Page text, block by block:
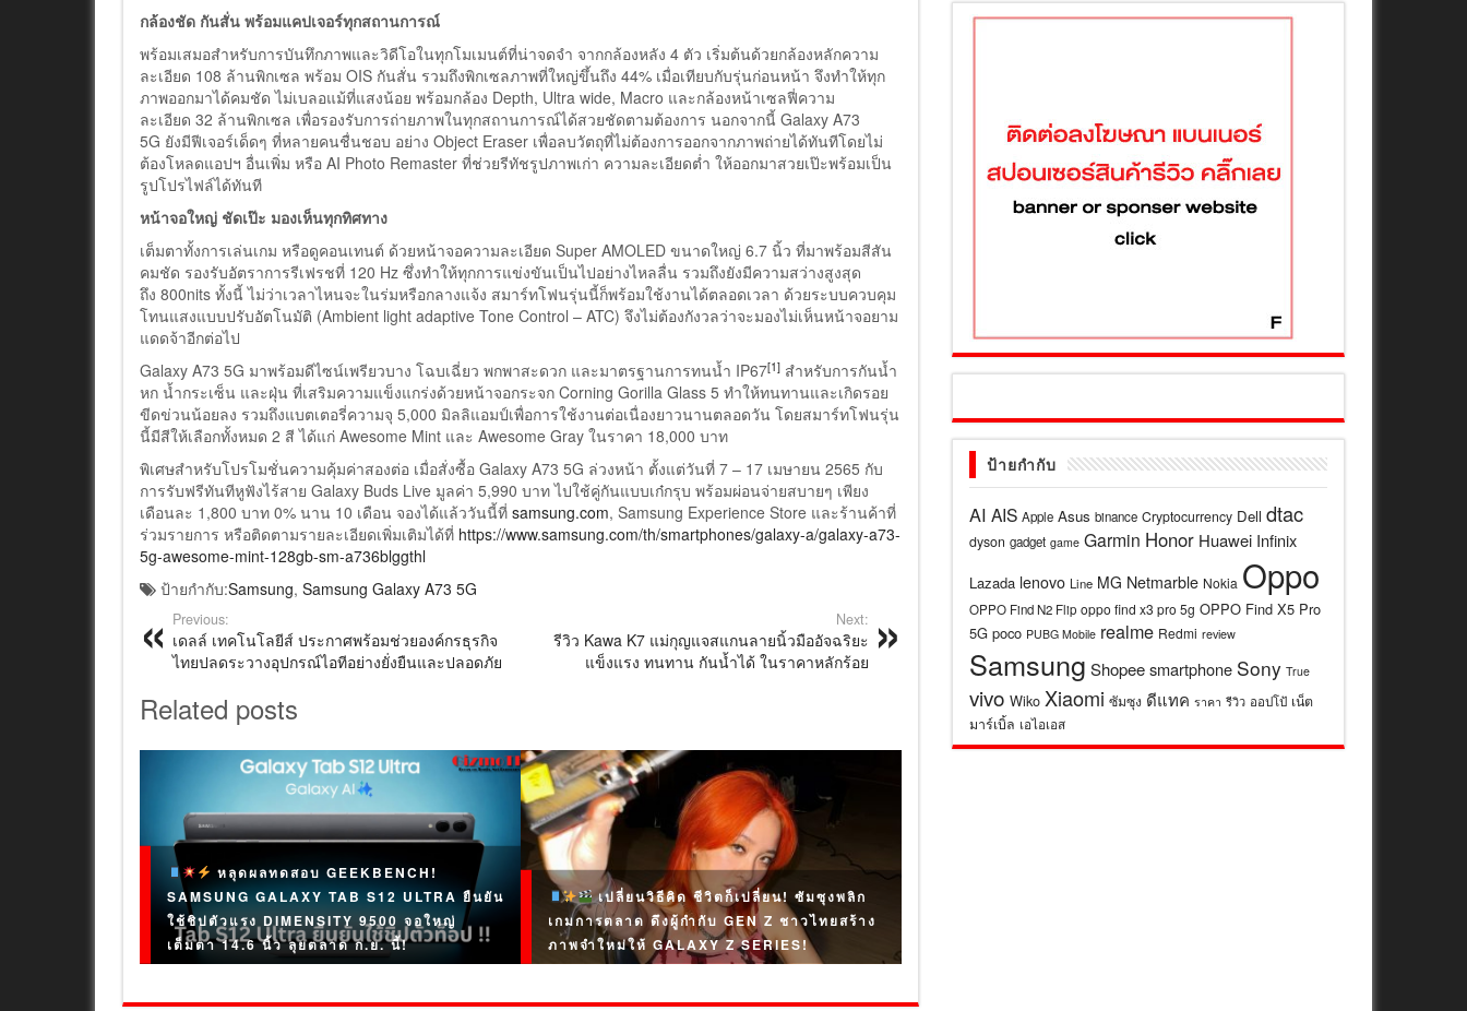
กล้องชัด กันสั่น พร้อมแคปเจอร์ทุกสถานการณ์
พร้อมเสมอสำหรับการบันทึกภาพและวิดีโอในทุกโมเมนต์ที่น่าจดจำ จากกล้องหลัง 4 ตัว เริ่มต้นด้วยกล้องหลักความ
ละเอียด 108 ล้านพิกเซล พร้อม OIS กันสั่น รวมถึงพิกเซลภาพที่ใหญ่ขึ้นถึง 44% เมื่อเทียบกับรุ่นก่อนหน้า จึงทำให้ทุก
ภาพออกมาได้คมชัด ไม่เบลอแม้ที่แสงน้อย พร้อมกล้อง Depth, Ultra wide, Macro และกล้องหน้าเซลฟี่ความ
ละเอียด 32 ล้านพิกเซล เพื่อรองรับการถ่ายภาพในทุกสถานการณ์ได้สวยชัดตามต้องการ นอกจากนี้ Galaxy A73
5G ยังมีฟีเจอร์เด็ดๆ ที่หลายคนชื่นชอบ อย่าง Object Eraser เพื่อลบวัตถุที่ไม่ต้องการออกจากภาพถ่ายได้ทันทีโดยไม่
ต้องโหลดแอปฯ อื่นเพิ่ม หรือ AI Photo Remaster ที่ช่วยรีทัชรูปภาพเก่า ความละเอียดต่ำ ให้ออกมาสวยเป๊ะพร้อมเป็น
รูปโปรไฟล์ได้ทันที
หน้าจอใหญ่ ชัดเป๊ะ มองเห็นทุกทิศทาง
เต็มตาทั้งการเล่นเกม หรือดูคอนเทนต์ ด้วยหน้าจอความละเอียด Super AMOLED ขนาดใหญ่ 6.7 นิ้ว ที่มาพร้อมสีสัน
คมชัด รองรับอัตราการรีเฟรชที่ 120 Hz ซึ่งทำให้ทุกการแข่งขันเป็นไปอย่างไหลลื่น รวมถึงยังมีความสว่างสูงสุด
ถึง 800nits ทั้งนี้ ไม่ว่าเวลาไหนจะในร่มหรือกลางแจ้ง สมาร์ทโฟนรุ่นนี้ก็พร้อมใช้งานได้ตลอดเวลา ด้วยระบบควบคุม
โทนแสงแบบปรับอัตโนมัติ (Ambient light adaptive Tone Control – ATC) จึงไม่ต้องกังวลว่าจะมองไม่เห็นหน้าจอยาม
แดดจ้าอีกต่อไป
Galaxy A73 5G มาพร้อมดีไซน์เพรียวบาง โฉบเฉี่ยว พกพาสะดวก และมาตรฐานการทนน้ำ IP67[1] สำหรับการกันน้ำ
หก น้ำกระเซ็น และฝุ่น ที่เสริมความแข็งแกร่งด้วยหน้าจอกระจก Corning Gorilla Glass 5 ทำให้ทนทานและเกิดรอย
ขีดข่วนน้อยลง รวมถึงแบตเตอรี่ความจุ 5,000 มิลลิแอมป์เพื่อการใช้งานต่อเนื่องยาวนานตลอดวัน โดยสมาร์ทโฟนรุ่น
นี้มีสีให้เลือกทั้งหมด 2 สี ได้แก่ Awesome Mint และ Awesome Gray ในราคา 18,000 บาท
พิเศษสำหรับโปรโมชั่นความคุ้มค่าสองต่อ เมื่อสั่งซื้อ Galaxy A73 5G ล่วงหน้า ตั้งแต่วันที่ 7 – 17 เมษายน 2565 กับ
การรับฟรีทันทีหูฟังไร้สาย Galaxy Buds Live มูลค่า 5,990 บาท ไปใช้คู่กันแบบเก๋กรุบ พร้อมผ่อนจ่ายสบายๆ เพียง
เดือนละ 1,800 บาท 0% นาน 10 เดือน จองได้แล้ววันนี้ที่ samsung.com, Samsung Experience Store และร้านค้าที่
ร่วมรายการ หรือติดตามรายละเอียดเพิ่มเติมได้ที่ https://www.samsung.com/th/smartphones/galaxy-a/galaxy-a73-
5g-awesome-mint-128gb-sm-a736blggthl
ป้ายกำกับ:Samsung, Samsung Galaxy A73 5G
Previous:
เดลล์ เทคโนโลยีส์ ประกาศพร้อมช่วยองค์กรธุรกิจ
ไทยปลดระวางอุปกรณ์ไอทีอย่างยั่งยืนและปลอดภัย
Next:
รีวิว Kawa K7 แม่กุญแจสแกนลายนิ้วมืออัจฉริยะ
แข็งแรง ทนทาน กันน้ำได้ ในราคาหลักร้อย
Related posts
หลุดผลทดสอบ GEEKBENCH!
SAMSUNG GALAXY TAB S12 ULTRA ยืนยัน
ใช้ชิปตัวแรง DIMENSITY 9500 จอใหญ่
เต็มตา 14.6 นิ้ว ลุยตลาด ก.ย. นี้!
เปลี่ยนวิธีคิด ชีวิตก็เปลี่ยน! ซัมซุงพลิก
เกมการตลาด ดึงผู้กำกับ GEN Z ชาวไทยสร้าง
ภาพจำใหม่ให้ GALAXY Z SERIES!
ป้ายกำกับ
AI AIS Apple Asus binance Cryptocurrency Dell dtac
dyson gadget game Garmin Honor Huawei Infinix
Lazada lenovo Line MG Netmarble Nokia Oppo
OPPO Find N2 Flip oppo find x3 pro 5g OPPO Find X5 Pro
5G poco PUBG Mobile realme Redmi review
Samsung Shopeesmartphone Sony True
vivo Wiko Xiaomi ซัมซุง ดีแทค ราคา รีวิว ออปโป้ เน็ต
มาร์เบิ้ล เอไอเอส